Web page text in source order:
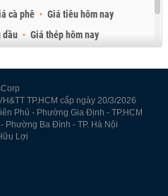
cà phê
Giá tiêu hôm nay
dầu
Giá thép hôm nay
TP.HCM cấp ngày 20/3/2026
Phủ - Phường Gia Định - TP.HCM
Phường Ba Đình - TP. Hà Nội
Lợi